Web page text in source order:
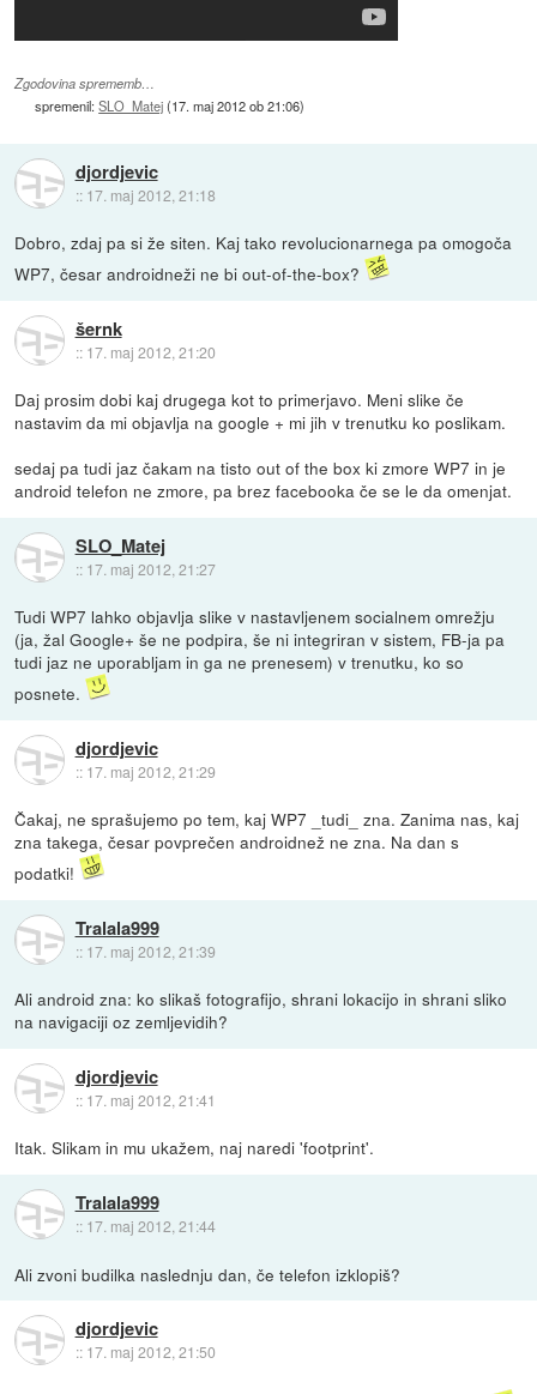
Zgodovina sprememb…
spremenil:SLO_Matej(17. maj 2012 ob 21:06)
djordjevic
:: 17. maj 2012, 21:18
Dobro, zdaj pa si že siten. Kaj tako revolucionarnega pa omogoča
WP7, česar androidneži ne bi out-of-the-box?
šernk
:: 17. maj 2012, 21:20
Daj prosim dobi kaj drugega kot to primerjavo. Meni slike če
nastavim da mi objavlja na google + mi jih v trenutku ko poslikam.
sedaj pa tudi jaz čakam na tisto out of the box ki zmore WP7 in je
android telefon ne zmore, pa brez facebooka če se le da omenjat.
SLO_Matej
:: 17. maj 2012, 21:27
Tudi WP7 lahko objavlja slike v nastavljenem socialnem omrežju
(ja, žal Google+ še ne podpira, še ni integriran v sistem, FB-ja pa
tudi jaz ne uporabljam in ga ne prenesem) v trenutku, ko so
posnete.
djordjevic
:: 17. maj 2012, 21:29
Čakaj, ne sprašujemo po tem, kaj WP7 _tudi_ zna. Zanima nas, kaj
zna takega, česar povprečen androidnež ne zna. Na dan s
podatki!
Tralala999
:: 17. maj 2012, 21:39
Ali android zna: ko slikaš fotografijo, shrani lokacijo in shrani sliko
na navigaciji oz zemljevidih?
djordjevic
:: 17. maj 2012, 21:41
Itak. Slikam in mu ukažem, naj naredi 'footprint'.
Tralala999
:: 17. maj 2012, 21:44
Ali zvoni budilka naslednju dan, če telefon izklopiš?
djordjevic
:: 17. maj 2012, 21:50